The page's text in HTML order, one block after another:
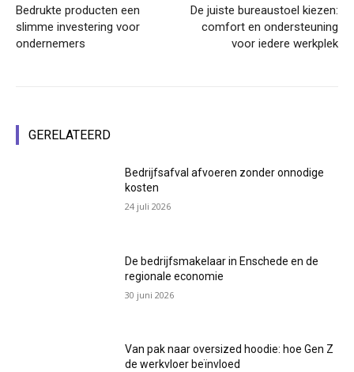
Bedrukte producten een
slimme investering voor
ondernemers
De juiste bureaustoel kiezen:
comfort en ondersteuning
voor iedere werkplek
GERELATEERD
Bedrijfsafval afvoeren zonder onnodige
kosten
24 juli 2026
De bedrijfsmakelaar in Enschede en de
regionale economie
30 juni 2026
Van pak naar oversized hoodie: hoe Gen Z
de werkvloer beïnvloed